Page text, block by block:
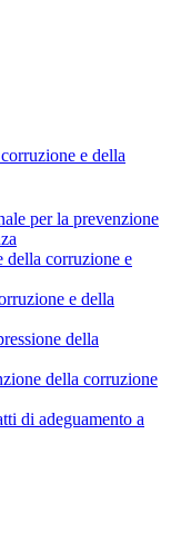
e della
per la prevenzione
della corruzione e
e della
della
della corruzione
di adeguamento a